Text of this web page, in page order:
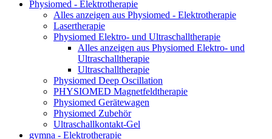
Physiomed - Elektrotherapie
Alles anzeigen aus Physiomed - Elektrotherapie
Lasertherapie
Physiomed Elektro- und Ultraschalltherapie
Alles anzeigen aus Physiomed Elektro- und
Ultraschalltherapie
Ultraschalltherapie
Physiomed Deep Oscillation
PHYSIOMED Magnetfeldtherapie
Physiomed Gerätewagen
Physiomed Zubehör
Ultraschallkontakt-Gel
gymna - Elektrotherapie